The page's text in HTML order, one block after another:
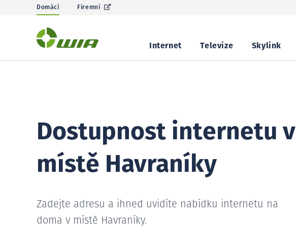
Domácí Firemní
Internet Televize Skylink
Dostupnost internetu v
místě Havraníky
Zadejte adresu a ihned uvidíte nabídku internetu na
doma v místě Havraníky.